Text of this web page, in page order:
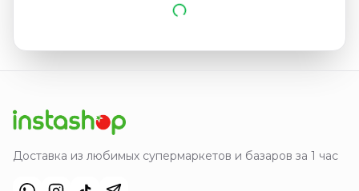
Доставка из любимых супермаркетов и базаров за 1 час